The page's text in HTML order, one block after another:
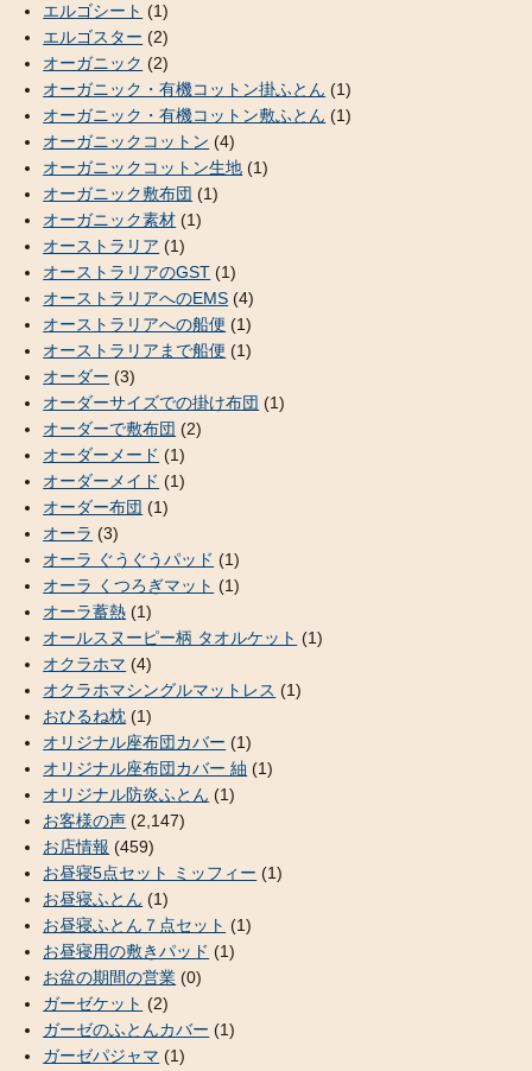
エルゴシート (1)
エルゴスター (2)
オーガニック (2)
オーガニック・有機コットン掛ふとん (1)
オーガニック・有機コットン敷ふとん (1)
オーガニックコットン (4)
オーガニックコットン生地 (1)
オーガニック敷布団 (1)
オーガニック素材 (1)
オーストラリア (1)
オーストラリアのGST (1)
オーストラリアへのEMS (4)
オーストラリアへの船便 (1)
オーストラリアまで船便 (1)
オーダー (3)
オーダーサイズでの掛け布団 (1)
オーダーで敷布団 (2)
オーダーメード (1)
オーダーメイド (1)
オーダー布団 (1)
オーラ (3)
オーラ ぐうぐうパッド (1)
オーラ くつろぎマット (1)
オーラ蓄熱 (1)
オールスヌーピー柄 タオルケット (1)
オクラホマ (4)
オクラホマシングルマットレス (1)
おひるね枕 (1)
オリジナル座布団カバー (1)
オリジナル座布団カバー 紬 (1)
オリジナル防炎ふとん (1)
お客様の声 (2,147)
お店情報 (459)
お昼寝5点セット ミッフィー (1)
お昼寝ふとん (1)
お昼寝ふとん７点セット (1)
お昼寝用の敷きパッド (1)
お盆の期間の営業 (0)
ガーゼケット (2)
ガーゼのふとんカバー (1)
ガーゼパジャマ (1)